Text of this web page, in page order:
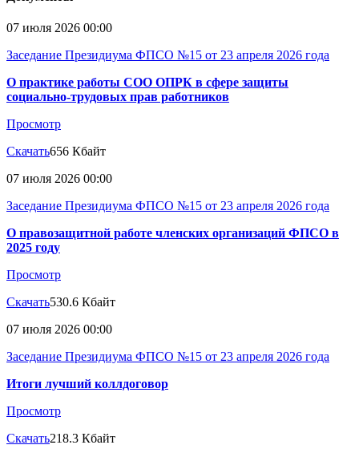
07 июля 2026 00:00
Заседание Президиума ФПСО №15 от 23 апреля 2026 года
О практике работы СОО ОПРК в сфере защиты
социально-трудовых прав работников
Просмотр
Скачать656 Кбайт
07 июля 2026 00:00
Заседание Президиума ФПСО №15 от 23 апреля 2026 года
О правозащитной работе членских организаций ФПСО в
2025 году
Просмотр
Скачать530.6 Кбайт
07 июля 2026 00:00
Заседание Президиума ФПСО №15 от 23 апреля 2026 года
Итоги лучший коллдоговор
Просмотр
Скачать218.3 Кбайт